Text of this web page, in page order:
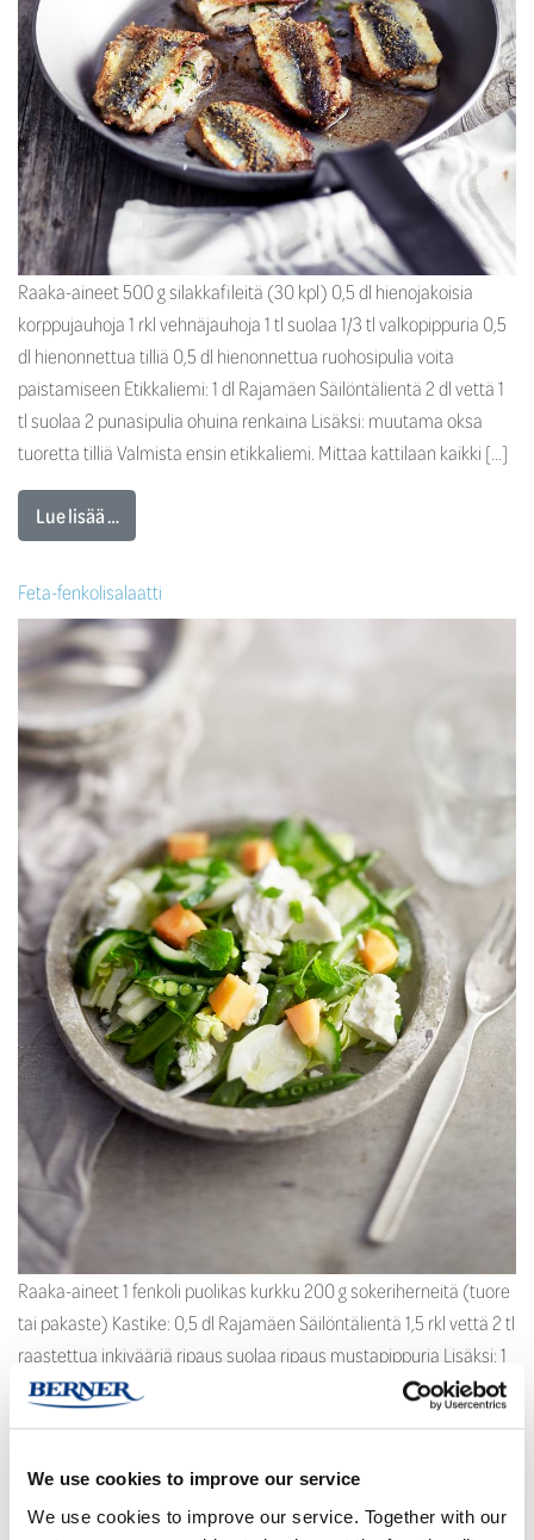
We use cookies to improve our service
We use cookies to improve our service. Together with our
Raaka-aineet 500 g silakkafileitä (30 kpl) 0,5 dl hienojakoisia
korppujauhoja 1 rkl vehnäjauhoja 1 tl suolaa 1/3 tl valkopippuria 0,5
dl hienonnettua tilliä 0,5 dl hienonnettua ruohosipulia voita
paistamiseen Etikkaliemi: 1 dl Rajamäen Säilöntälientä 2 dl vettä 1
tl suolaa 2 punasipulia ohuina renkaina Lisäksi: muutama oksa
tuoretta tilliä Valmista ensin etikkaliemi. Mittaa kattilaan kaikki […]
Lue lisää …
Feta-fenkolisalaatti
Raaka-aineet 1 fenkoli puolikas kurkku 200 g sokeriherneitä (tuore
tai pakaste) Kastike: 0,5 dl Rajamäen Säilöntälientä 1,5 rkl vettä 2 tl
raastettua inkivääriä ripaus suolaa ripaus mustapippuria Lisäksi: 1
kerä rapeaa salaattia (tai 1 pussi sekasalaattia) ½ verkko- tai
hunajameloni kuutioituna 100 g fetajuustoa paloina tuoretta
teelusikalla. Viipaloi […]